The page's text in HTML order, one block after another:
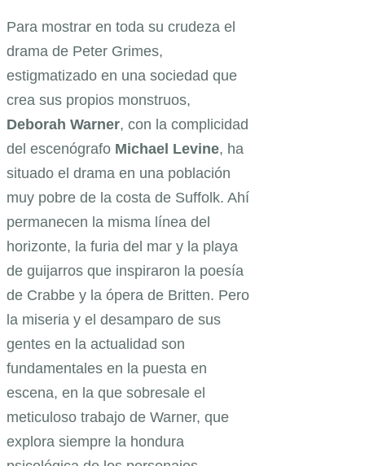
Para mostrar en toda su crudeza el
drama de Peter Grimes,
estigmatizado en una sociedad que
crea sus propios monstruos,
Deborah Warner, con la complicidad
del escenógrafo Michael Levine, ha
situado el drama en una población
muy pobre de la costa de Suffolk. Ahí
permanecen la misma línea del
horizonte, la furia del mar y la playa
de guijarros que inspiraron la poesía
de Crabbe y la ópera de Britten. Pero
la miseria y el desamparo de sus
gentes en la actualidad son
fundamentales en la puesta en
escena, en la que sobresale el
meticuloso trabajo de Warner, que
explora siempre la hondura